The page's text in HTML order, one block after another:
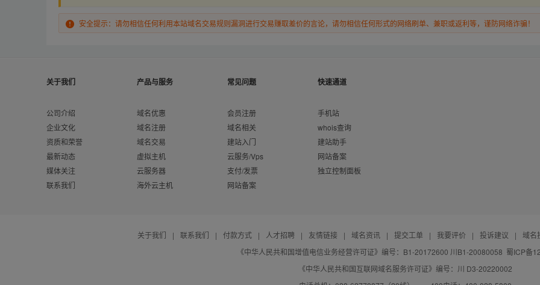
安全提示：请勿相信任何利用本站域名交易规则漏洞进行交易赚取差价的言论，请勿相信任何形式的网络刷单、兼职或返利等，谨防网络诈骗！
关于我们
公司介绍
企业文化
资质和荣誉
最新动态
媒体关注
联系我们
产品与服务
域名优惠
域名注册
域名交易
虚拟主机
云服务器
海外云主机
常见问题
会员注册
域名相关
建站入门
云服务/Vps
支付/发票
网站备案
快速通道
手机站
whois查询
建站助手
网站备案
独立控制面板
关于我们 | 联系我们 | 付款方式 | 人才招聘 | 友情链接 | 域名资讯 | 提交工单 | 我要评价 | 投诉建议 |
域名
《中华人民共和国增值电信业务经营许可证》编号：B1-20172600 川B1-20080058 蜀ICP备
《中华人民共和国互联网域名服务许可证》编号：川 D3-20220002